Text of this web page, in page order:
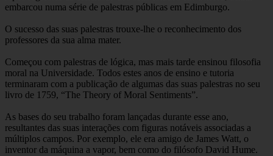
embarcou numa série de palestras públicas em Edimburgo.
O sucesso das suas palestras trouxe-lhe o reconhecimento dos
professores da sua alma mater.
Começou com palestras de lógica, mas mais tarde ensinou filosofia
moral na Universidade. Todos estes anos de ensino e tutoria
terminaram com a publicação de algumas das suas palestras no seu
livro de 1759, “The Theory of Moral Sentiments”.
As bases do seu trabalho foram lançadas durante esse ano,
resultantes das suas interações com figuras notáveis associadas a
múltiplos campos. Por exemplo, ele era amigo de James Watt, o
inventor da máquina a vapor, bem como do filósofo David Hume.